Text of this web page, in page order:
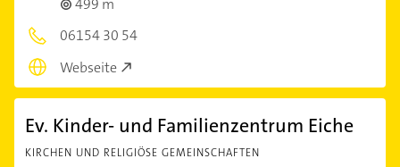
06154 30 54
Webseite
Ev. Kinder- und Familienzentrum Eiche
KIRCHEN UND RELIGIÖSE GEMEINSCHAFTEN